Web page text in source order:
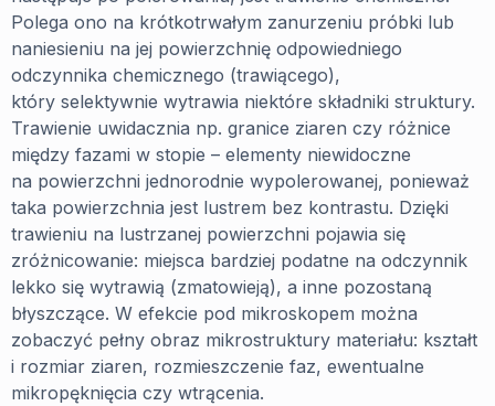
Polega ono na krótkotrwałym zanurzeniu próbki lub
naniesieniu na jej powierzchnię odpowiedniego
odczynnika chemicznego (trawiącego),
który selektywnie wytrawia niektóre składniki struktury.
Trawienie uwidacznia np. granice ziaren czy różnice
między fazami w stopie – elementy niewidoczne
na powierzchni jednorodnie wypolerowanej, ponieważ
taka powierzchnia jest lustrem bez kontrastu. Dzięki
trawieniu na lustrzanej powierzchni pojawia się
zróżnicowanie: miejsca bardziej podatne na odczynnik
lekko się wytrawią (zmatowieją), a inne pozostaną
błyszczące. W efekcie pod mikroskopem można
zobaczyć pełny obraz mikrostruktury materiału: kształt
i rozmiar ziaren, rozmieszczenie faz, ewentualne
mikropęknięcia czy wtrącenia.